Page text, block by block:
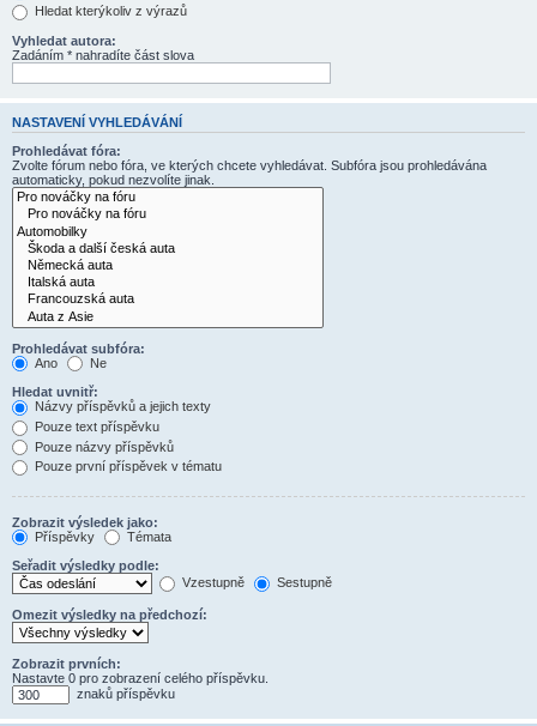
Hledat kterýkoliv z výrazů
Vyhledat autora:
Zadáním * nahradíte část slova
NASTAVENÍ VYHLEDÁVÁNÍ
Prohledávat fóra:
Zvolte fórum nebo fóra, ve kterých chcete vyhledávat. Subfóra jsou prohledávána
automaticky, pokud nezvolíte jinak.
Prohledávat subfóra:
Ano
Ne
Hledat uvnitř:
Názvy příspěvků a jejich texty
Pouze text příspěvku
Pouze názvy příspěvků
Pouze první příspěvek v tématu
Zobrazit výsledek jako:
Příspěvky
Témata
Seřadit výsledky podle:
Vzestupně
Sestupně
Omezit výsledky na předchozí:
Zobrazit prvních:
Nastavte 0 pro zobrazení celého příspěvku.
znaků příspěvku